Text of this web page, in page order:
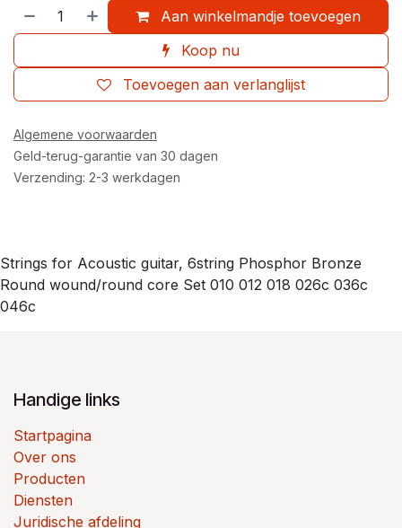
Aan winkelmandje toevoegen
Koop nu
Toevoegen aan verlanglijst
Algemene voorwaarden
Geld-terug-garantie van 30 dagen
Verzending: 2-3 werkdagen
Strings for Acoustic guitar, 6string Phosphor Bronze
Round wound/round core Set 010 012 018 026c 036c
046c
Handige links
Startpagina
Over ons
Producten
Diensten
Juridische afdeling